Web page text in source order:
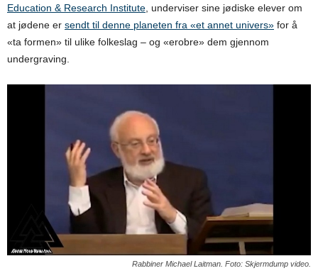
Education & Research Institute , underviser sine jødiske elever om
at jødene er sendt til denne planeten fra «et annet univers» for å
«ta formen» til ulike folkeslag – og «erobre» dem gjennom
undergraving.
Rabbiner Michael Laitman. Foto: Skjermdump video.